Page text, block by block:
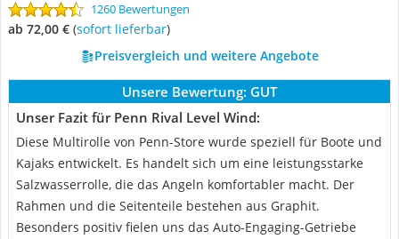
1260 Bewertungen
ab 72,00 € ( Sofort lieferbar)
Preisvergleich und weitere Angebote
Unsere Bewertung: GUT
Unser Fazit für Penn Rival Level Wind:
Diese Multirolle von Penn-Store wurde speziell für Boote und
Kajaks entwickelt. Es handelt sich um eine leistungsstarke
Salzwasserrolle, die das Angeln komfortabler macht. Der
Rahmen und die Seitenteile bestehen aus Graphit.
Besonders positiv fielen uns das Auto-Engaging-Getriebe